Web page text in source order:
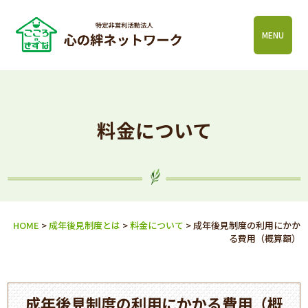
MENU
料金について
HOME > 成年後見制度とは >料金について > 成年後見制度の利用にかか
る費用（概算額）
成年後見制度の利用にかかる費用（概